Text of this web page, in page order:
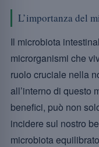
L’importanza del
Il microbiota
microrganismi che
ruolo cruciale nella
all’interno di questo
benefici, può non
incidere sul nostro
microbiota